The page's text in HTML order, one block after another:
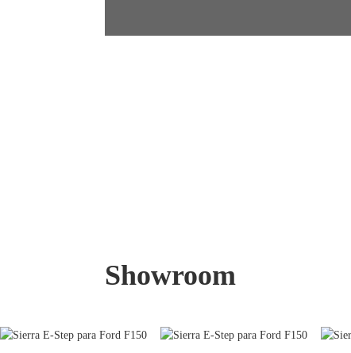
Showroom